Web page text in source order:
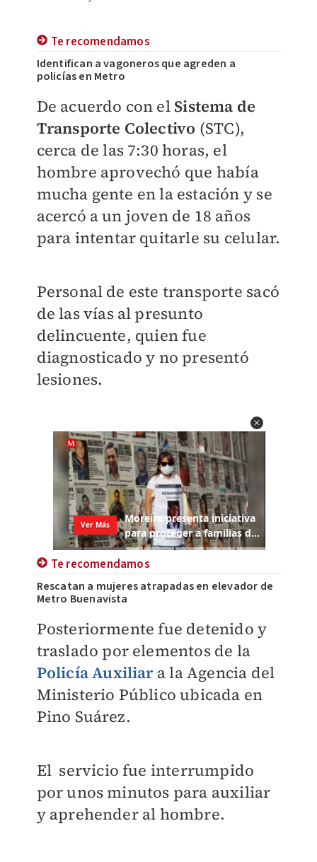
Te recomendamos
Identifican a vagoneros que agreden a
policías en Metro
De acuerdo con el Sistema de
Transporte Colectivo (STC),
cerca de las 7:30 horas, el
hombre aprovechó que había
mucha gente en la estación y se
acercó a un joven de 18 años
para intentar quitarle su celular.
Personal de este transporte sacó
de las vías al presunto
delincuente, quien fue
diagnosticado y no presentó
lesiones.
Te recomendamos
Rescatan a mujeres atrapadas en elevador de
Metro Buenavista
​​Posteriormente fue detenido y
traslado por elementos de la
Policía Auxiliara la Agencia del
Ministerio Público ubicada en
Pino Suárez.
El servicio fue interrumpido
por unos minutos para auxiliar
y aprehender al hombre.